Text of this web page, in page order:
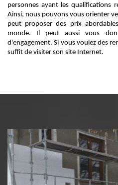
personnes ayant les qualifications
Ainsi, nous pouvons vous orienter
peut proposer des prix
monde. Il peut aussi vous
d'engagement. Si vous voulez des
suffit de visiter son site Internet.